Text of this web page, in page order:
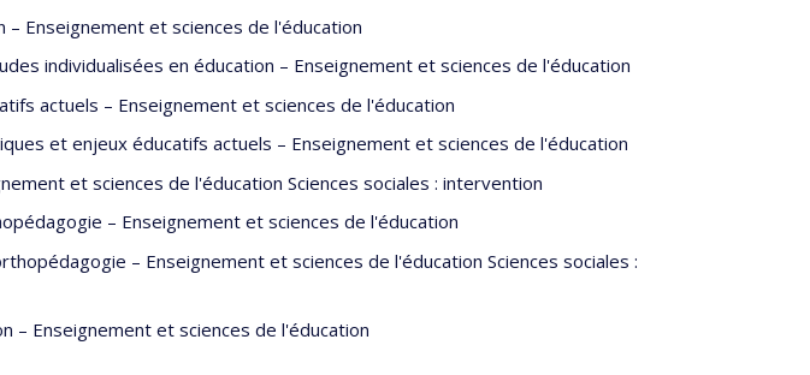
– Enseignement et sciences de l'éducation
individualisées en éducation – Enseignement et sciences de l'éducation
actuels – Enseignement et sciences de l'éducation
et enjeux éducatifs actuels – Enseignement et sciences de l'éducation
et sciences de l'éducation Sciences sociales : intervention
– Enseignement et sciences de l'éducation
– Enseignement et sciences de l'éducation Sciences sociales :
– Enseignement et sciences de l'éducation